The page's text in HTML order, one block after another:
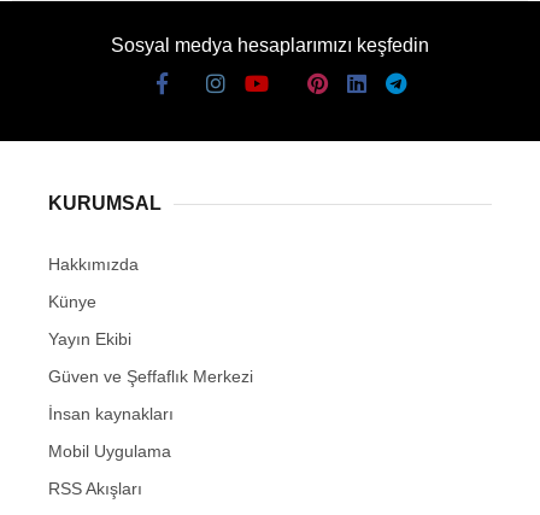
Sosyal medya hesaplarımızı keşfedin
KURUMSAL
Hakkımızda
Künye
Yayın Ekibi
Güven ve Şeffaflık Merkezi
İnsan kaynakları
Mobil Uygulama
RSS Akışları